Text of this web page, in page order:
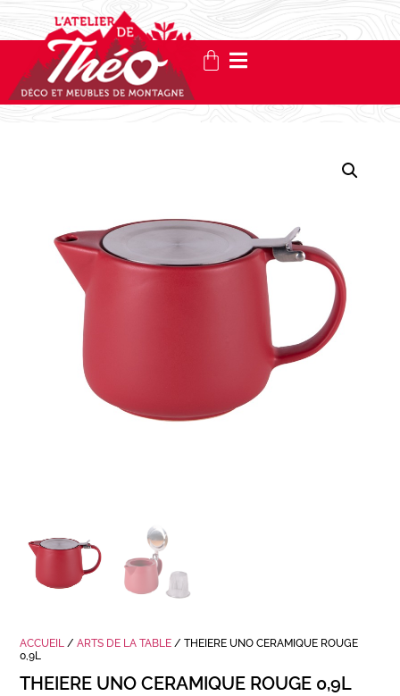
ACCUEIL /ARTS DE LA TABLE / THEIERE UNO CERAMIQUE ROUGE
0,9L
THEIERE UNO CERAMIQUE ROUGE 0,9L